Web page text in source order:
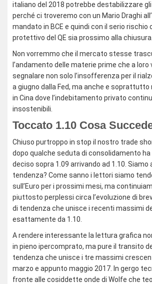
italiano del 2018 potrebbe destabilizzare
perché ci troveremo con un Mario Draghi
mandato in BCE e quindi con il serio rischio
protettivo del QE sia prossimo alla chiusura.
Non vorremmo che il mercato stesse
l’andamento delle materie prime che a
segnalare non solo l’insofferenza per il
a giugno dalla Fed, ma anche e soprattutto
in Cina dove l’indebitamento privato
insostenibili.
Toccato 1.10 Cosa
Chiuso purtroppo in stop il nostro trade
dopo qualche seduta di consolidamento
deciso sopra 1.09 arrivando ad 1.10. Siamo
tendenza? Come sanno i lettori siamo
sull’Euro per i prossimi mesi, ma
piuttosto perplessi circa l’evoluzione di
di tendenza che unisce i recenti massimi
esattamente da 1.10.
A rendere interessante la lettura grafica
in pieno ipercomprato, ma pure il transito
tendenza che unisce i tre massimi
marzo e appunto maggio 2017. In gergo
fronte alle cosiddette onde di Wolfe che